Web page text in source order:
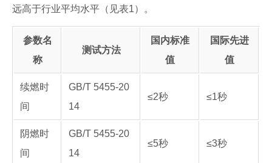
远高于行业平均水平（见表1）。
参数名
称
测试方法
国内标准
值
国际先进
值
续燃时
间
GB/T 5455-20
14
≤2秒 ≤1秒
阴燃时
间
GB/T 5455-20
14
≤5秒 ≤3秒